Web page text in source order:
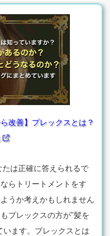
改善】プレックスとは？
は正確に答えられるで
らトリートメントをす
うか考えかもしれません
プレックスの方が"髪を
います。プレックスとは